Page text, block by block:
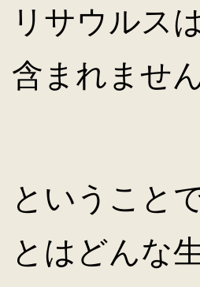
リサウルス
含まれません
ということ
とはどんな